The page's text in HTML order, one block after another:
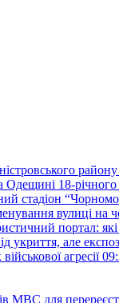
Одещині 18-річного
стадіон
вулиці на
портал: які
укриття, але
агресії
МВС для